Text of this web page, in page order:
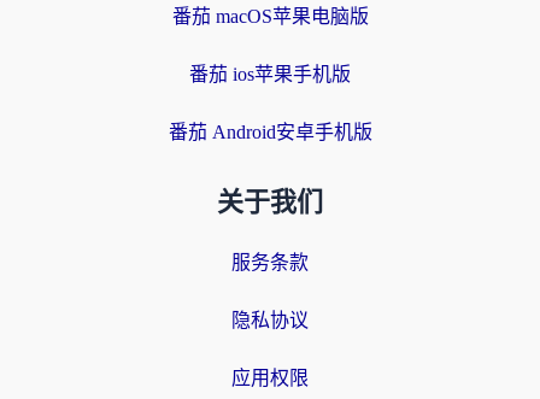
番茄 macOS苹果电脑版
番茄 ios苹果手机版
番茄 Android安卓手机版
关于我们
服务条款
隐私协议
应用权限